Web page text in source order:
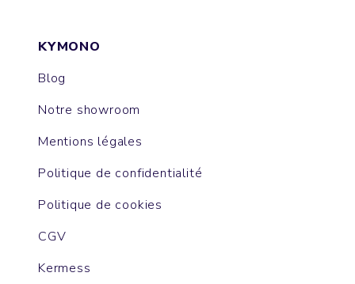
KYMONO
Blog
Notre showroom
Mentions légales
Politique de confidentialité
Politique de cookies
CGV
Kermess